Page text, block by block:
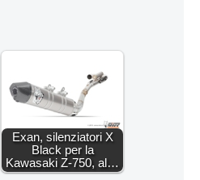
Exan, silenziatori X
Black per la
Kawasaki Z-750, al…